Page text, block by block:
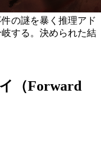
の謎を暴く推理アド
する。決められた結
（Forward